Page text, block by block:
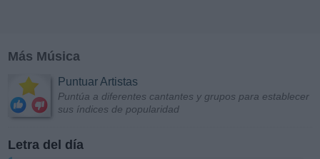
Más Música
Puntuar Artistas
Puntúa a diferentes cantantes y grupos para establecer
sus índices de popularidad
Letra del día